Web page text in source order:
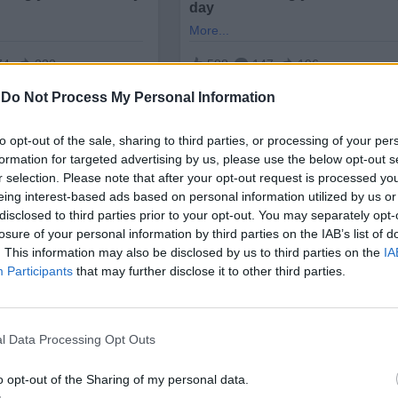
Do Not Process My Personal Information
opt-out of the sale, sharing to third parties, or processing of your
for targeted advertising by us, please use the below opt-out
selection. Please note that after your opt-out request is processed
interest-based ads based on personal information utilized by us
to third parties prior to your opt-out. You may separately
of your personal information by third parties on the IAB’s list of
This information may also be disclosed by us to third parties on the
Participants that may further disclose it to other third parties.
Data Processing Opt Outs
opt-out of the Sharing of my personal data.
например, банка, която продължава да оперира в
че нарушава предишната санкция”, каза
Илко Желязкови на 64 компании в България